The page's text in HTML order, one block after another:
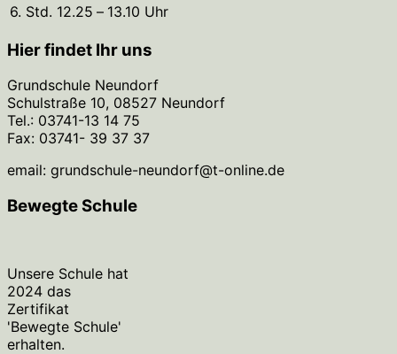
6. Std. 12.25 – 13.10 Uhr
Hier findet Ihr uns
Grundschule Neundorf
Schulstraße 10, 08527 Neundorf
Tel.: 03741-13 14 75
Fax: 03741- 39 37 37
email: grundschule-neundorf@t-online.de
Bewegte Schule
Unsere Schule hat
2024 das
Zertifikat
'Bewegte Schule'
erhalten.